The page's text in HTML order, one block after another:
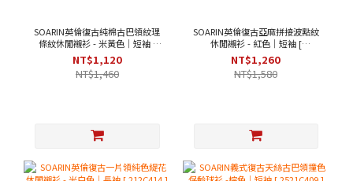
SOARIN英倫復古純棉古巴領紋理
條紋休閒襯衫 - 米黃色｜短袖 [
242TC278 ]
NT$1,120
NT$1,460
SOARIN英倫復古亞麻拼接波點紋
休閒襯衫 - 紅色｜短袖 [
2426C285 ]
NT$1,260
NT$1,580